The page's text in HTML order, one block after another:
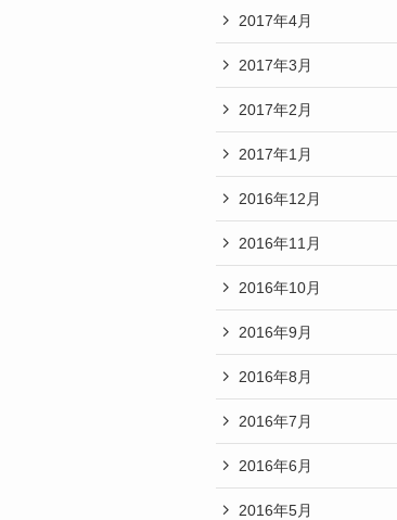
2017年4月
2017年3月
2017年2月
2017年1月
2016年12月
2016年11月
2016年10月
2016年9月
2016年8月
2016年7月
2016年6月
2016年5月